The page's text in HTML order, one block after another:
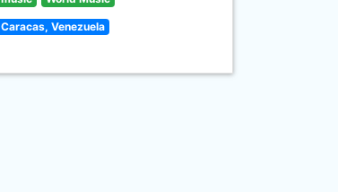
Caracas, Venezuela